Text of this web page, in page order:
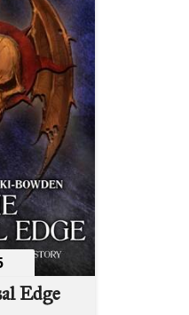
Edge